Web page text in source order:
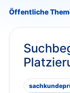
Öffentliche